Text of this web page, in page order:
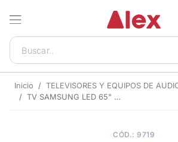
Inicio TELEVISORES Y EQUIPOS DE
TV SAMSUNG LED 65" UN65U8000FGXPR SMART UHD 4K
CÓD.: 9719